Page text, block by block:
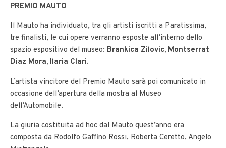
PREMIO MAUTO
Il Mauto ha individuato, tra gli artisti iscritti a Paratissima,
tre finalisti, le cui opere verranno esposte all’interno dello
spazio espositivo del museo: Brankica Zilovic, Montserrat
Diaz Mora, Ilaria Clari.
L’artista vincitore del Premio Mauto sarà poi comunicato in
occasione dell’apertura della mostra al Museo
dell’Automobile.
La giuria costituita ad hoc dal Mauto quest’anno era
composta da Rodolfo Gaffino Rossi, Roberta Ceretto, Angelo